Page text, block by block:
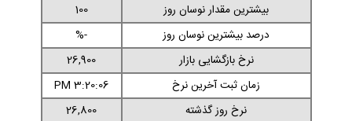
بیشترین مقدار نوسان روز
100
درصد بیشترین نوسان روز
-%
نرخ بازگشایی بازار
26,900
زمان ثبت آخرین نرخ
3:20:06 PM
نرخ روز گذشته
26,800